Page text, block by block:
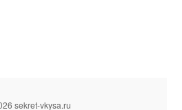
sekret-vkysa.ru